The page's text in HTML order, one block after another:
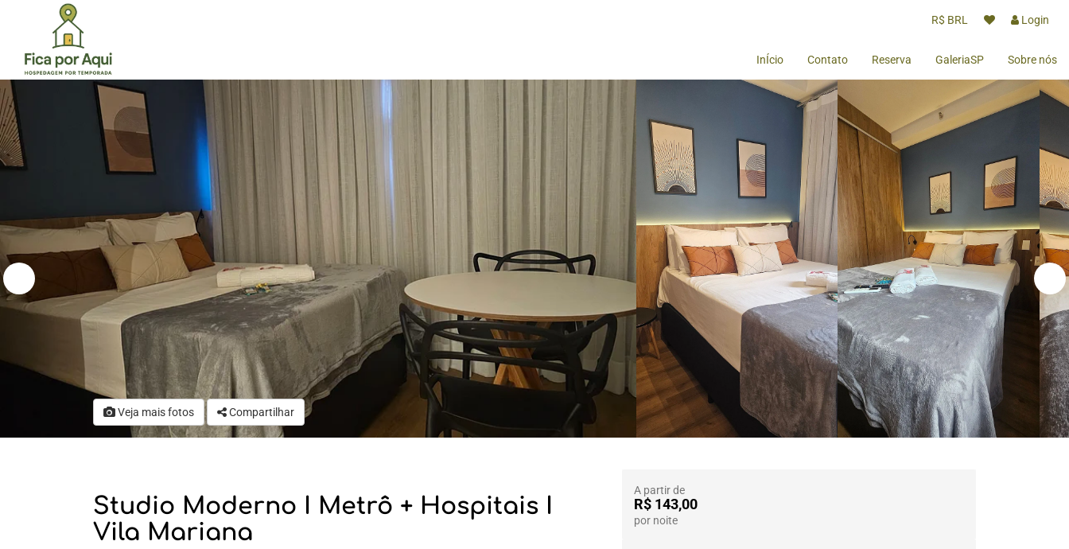
R$ BRL Login
InÍcio Contato Reserva GaleriaSP Sobre nós
Veja mais fotos Compartilhar
Studio Moderno I Metrô + Hospitais I
Vila Mariana
A partir de
R$ 143,00
por noite